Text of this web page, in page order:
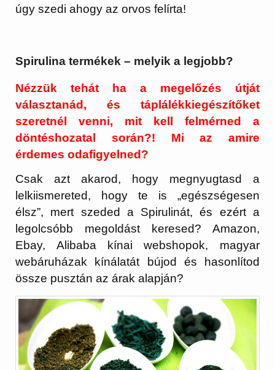
úgy szedi ahogy az orvos felírta!
Spirulina termékek – melyik a legjobb?
Nézzük tehát ha a megelőzés útját
választanád, és táplálékkiegészítőket
szeretnél venni, mit kell felmérned a
döntéshozatal során?! Mi az amire
érdemes odafigyelned?
Csak azt akarod, hogy megnyugtasd a
lelkiismereted, hogy te is „egészségesen
élsz”, mert szeded a Spirulinát, és ezért a
legolcsóbb megoldást keresed? Amazon,
Ebay, Alibaba kínai webshopok, magyar
webáruházak kínálatát bújod és hasonlítod
össze pusztán az árak alapján?